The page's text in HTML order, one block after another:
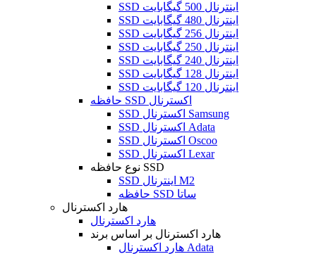
SSD اینترنال 500 گیگابایت
SSD اینترنال 480 گیگابایت
SSD اینترنال 256 گیگابایت
SSD اینترنال 250 گیگابایت
SSD اینترنال 240 گیگابایت
SSD اینترنال 128 گیگابایت
SSD اینترنال 120 گیگابایت
حافظه SSD اکسترنال
SSD اکسترنال Samsung
SSD اکسترنال Adata
SSD اکسترنال Oscoo
SSD اکسترنال Lexar
نوع حافظه SSD
SSD اینترنال M2
حافظه SSD ساتا
هارد اکسترنال
هارد اکسترنال
هارد اکسترنال بر اساس برند
هارد اکسترنال Adata